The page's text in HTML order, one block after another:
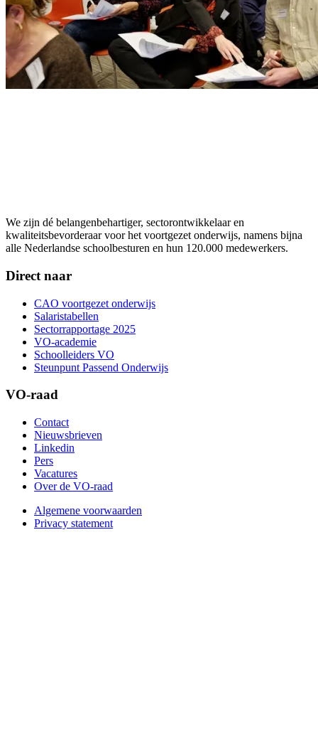
We zijn dé belangenbehartiger, sectorontwikkelaar en
kwaliteitsbevorderaar voor het voortgezet onderwijs, namens bijna
alle Nederlandse schoolbesturen en hun 120.000 medewerkers.
Direct naar
CAO voortgezet onderwijs
Salaristabellen
Sectorrapportage 2025
VO-academie
Schoolleiders VO
Steunpunt Passend Onderwijs
VO-raad
Contact
Nieuwsbrieven
Linkedin
Pers
Vacatures
Over de VO-raad
Algemene voorwaarden
Privacy statement